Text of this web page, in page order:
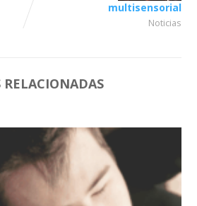
multisensorial
Noticias